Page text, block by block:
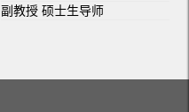
副教授 硕士生导师